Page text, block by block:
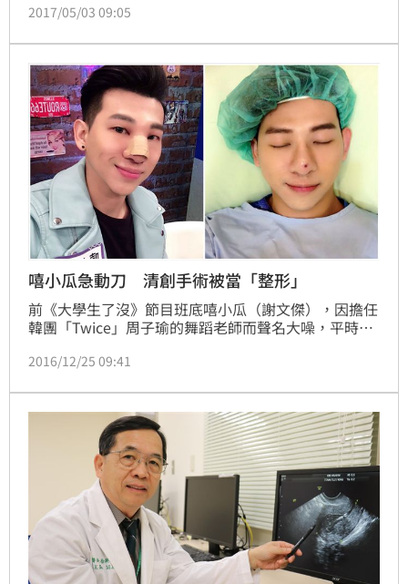
疑商場所提供的化妝品有瑕疵。不過面對大批學生的指
還辯稱這是「喪屍妝」，讓受害學生氣炸了。
2017/05/03 09:05
嘻小瓜急動刀 清創手術被當「整形」
前《大學生了沒》節目班底嘻小瓜（謝文傑），因擔任
韓團「Twice」周子瑜的舞蹈老師而聲名大噪，平時總
大，導致內分泌失調得了「酒糟性皮膚炎」，讓鼻子變
進行清創手術，卻被網友誤認去整形，讓他只能無奈表
示：「大家都說我偷整形，我倒是蠻想順便做一下，但
真的是清創手術啦！」
2016/12/25 09:41